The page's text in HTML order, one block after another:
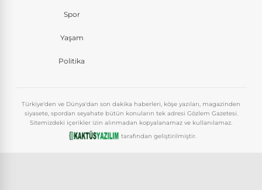
Spor
Yaşam
Politika
Türkiye'den ve Dünya'dan son dakika haberleri, köşe yazıları, magazinden
siyasete, spordan seyahate bütün konuların tek adresi Gözlem Gazetesi.
Sitemizdeki içerikler izin alınmadan kopyalanamaz ve kullanılamaz.
tarafından geliştirilmiştir.